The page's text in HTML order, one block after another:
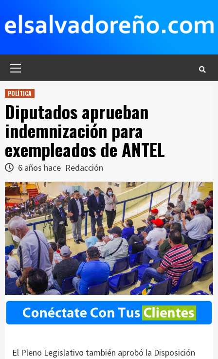
contenido
POLÍTICA
Diputados aprueban
indemnización para
exempleados de ANTEL
6 años hace Redacción
El Pleno Legislativo también aprobó la Disposición